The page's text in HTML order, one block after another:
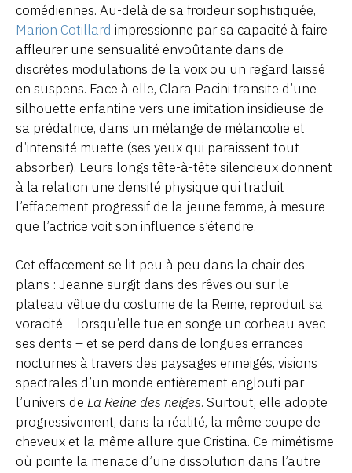
comédiennes. Au-delà de sa froideur sophistiquée,
Marion Cotillard impressionne par sa capacité à faire
affleurer une sensualité envoûtante dans de
discrètes modulations de la voix ou un regard laissé
en suspens. Face à elle, Clara Pacini transite d’une
silhouette enfantine vers une imitation insidieuse de
sa prédatrice, dans un mélange de mélancolie et
d’intensité muette (ses yeux qui paraissent tout
absorber). Leurs longs tête-à-tête silencieux donnent
à la relation une densité physique qui traduit
l’effacement progressif de la jeune femme, à mesure
que l’actrice voit son influence s’étendre.
Cet effacement se lit peu à peu dans la chair des
plans : Jeanne surgit dans des rêves ou sur le
plateau vêtue du costume de la Reine, reproduit sa
voracité – lorsqu’elle tue en songe un corbeau avec
ses dents – et se perd dans de longues errances
nocturnes à travers des paysages enneigés, visions
spectrales d’un monde entièrement englouti par
l’univers de La Reine des neiges. Surtout, elle adopte
progressivement, dans la réalité, la même coupe de
cheveux et la même allure que Cristina. Ce mimétisme
où pointe la menace d’une dissolution dans l’autre